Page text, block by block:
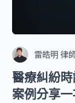
雷皓明 律
醫療糾紛
案例分享一